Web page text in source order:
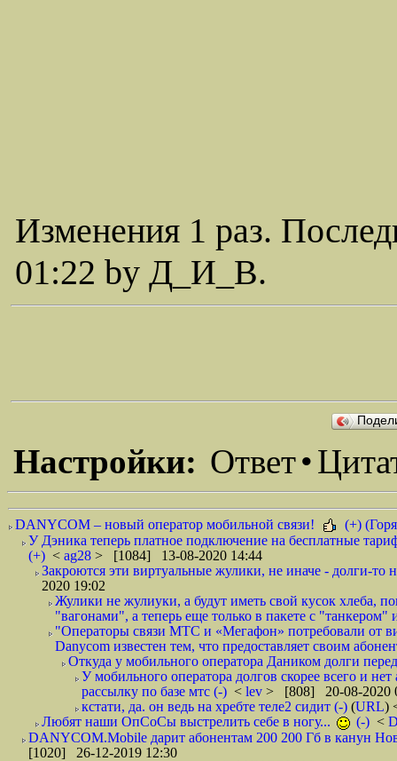
Изменения 1 раз.
01:22 by Д_И_В.
Настройки: Ответ•
DANYCOM – новый оператор мобильной связи!
(+)
У Дэника теперь платное подключение на бесплатные
(+) < ag28 > [1084] 13-08-2020 14:44
Закроются эти виртуальные жулики, не иначе - долги-то
2020 19:02
Жулики не жулиуки, а будут иметь свой кусок хлеба,
"вагонами", а теперь еще только в пакете с
"Операторы связи МТС и «Мегафон» потребовали от
Danycom известен тем, что предоставляет своим
Откуда у мобильного оператора Даником долги
У мобильного оператора долгов скорее всего и
рассылку по базе мтс (-) < lev > [808] 20-08-2020
кстати, да. он ведь на хребте теле2 сидит (-) (URL)
Любят наши ОпСоСы выстрелить себе в ногу...
(-) <
DANYCOM.Mobile дарит абонентам 200 200 Гб в канун
[1020] 26-12-2019 12:30